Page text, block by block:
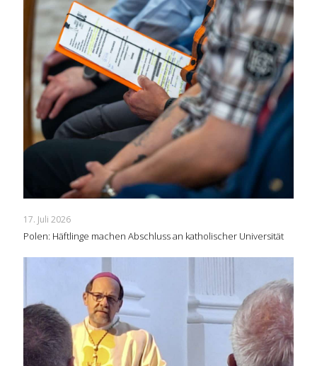
17. Juli 2026
Polen: Häftlinge machen Abschluss an katholischer Universität